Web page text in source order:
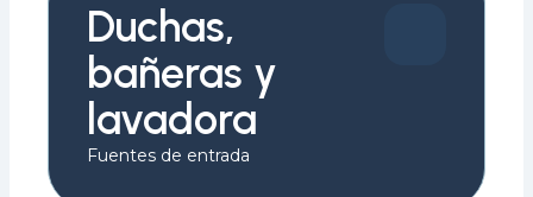
Duchas,
bañeras y
lavadora
Fuentes de entrada